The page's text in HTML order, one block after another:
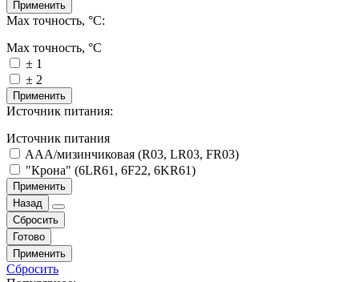
Применить
Max точность, °С:
Max точность, °С
± 1
± 2
Применить
Источник питания:
Источник питания
AAA/мизинчиковая (R03, LR03, FR03)
"Крона" (6LR61, 6F22, 6KR61)
Применить
Назад
Сбросить
Готово
Применить
Сбросить